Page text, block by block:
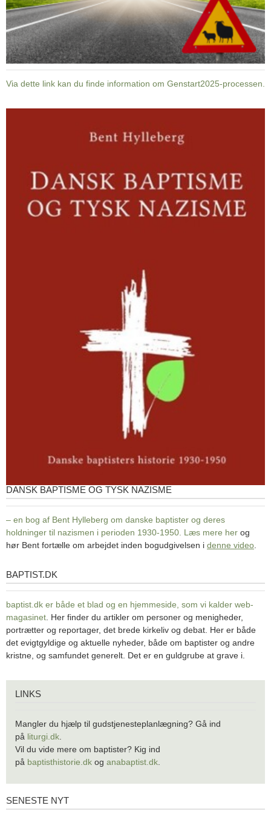
Via dette link kan du finde information om Genstart2025-processen.
DANSK BAPTISME OG TYSK NAZISME
– en bog af Bent Hylleberg om danske baptister og deres
holdninger til nazismen i perioden 1930-1950. Læs mere her og
hør Bent fortælle om arbejdet inden bogudgivelsen i denne video
baptist.dk
BAPTIST.DK
baptist.dk er både et blad og en hjemmeside, som vi kalder web-
magasinet . Her finder du artikler om personer og menigheder,
portrætter og reportager, det brede kirkeliv og debat. Her er både
det evigtgyldige og aktuelle nyheder, både om baptister og andre
kristne, og samfundet generelt. Det er en guldgrube at grave i.
LINKS
Mangler du hjælp til gudstjenesteplanlægning? Gå ind
på liturgi.dk
Vil du vide mere om baptister? Kig ind
på baptisthistorie.dk og anabaptist.dk
Seneste
SENESTE NYT